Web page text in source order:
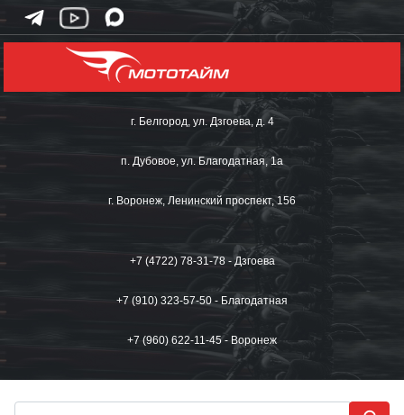
г. Белгород, ул. Дзгоева, д. 4
п. Дубовое, ул. Благодатная, 1а
г. Воронеж, Ленинский проспект, 156
+7 (4722) 78-31-78 - Дзгоева
+7 (910) 323-57-50 - Благодатная
+7 (960) 622-11-45 - Воронеж